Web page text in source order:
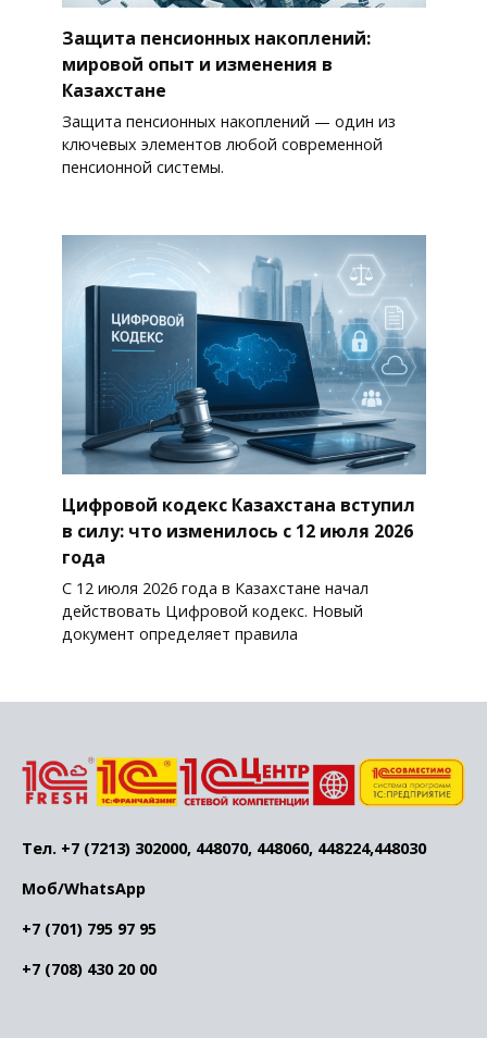
Защита пенсионных накоплений:
мировой опыт и изменения в
Казахстане
Защита пенсионных накоплений — один из
ключевых элементов любой современной
пенсионной системы.
Цифровой кодекс Казахстана вступил
в силу: что изменилось с 12 июля 2026
года
С 12 июля 2026 года в Казахстане начал
действовать Цифровой кодекс. Новый
документ определяет правила
Тел. +7 (7213) 302000, 448070, 448060, 448224,448030
Моб/WhatsApp
+7 (701) 795 97 95
+7 (708) 430 20 00